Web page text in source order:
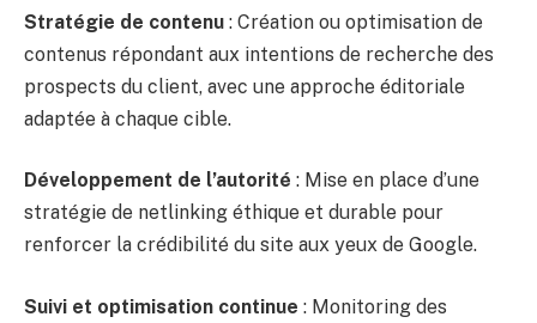
Stratégie de contenu : Création ou optimisation de
contenus répondant aux intentions de recherche des
prospects du client, avec une approche éditoriale
adaptée à chaque cible.
Développement de l’autorité : Mise en place d’une
stratégie de netlinking éthique et durable pour
renforcer la crédibilité du site aux yeux de Google.
Suivi et optimisation continue : Monitoring des